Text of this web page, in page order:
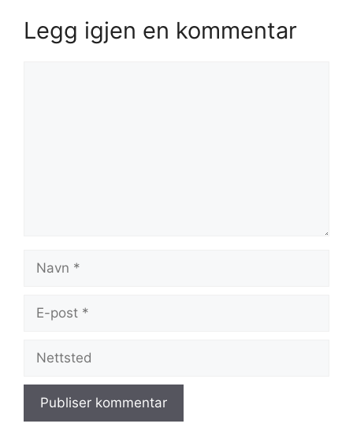
Legg igjen en kommentar
Navn
Nettsted